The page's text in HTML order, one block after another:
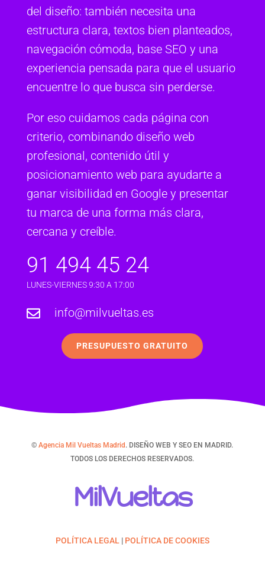
del diseño: también necesita una
estructura clara, textos bien planteados,
navegación cómoda, base SEO y una
experiencia pensada para que el usuario
encuentre lo que busca sin perderse.
Por eso cuidamos cada página con
criterio, combinando diseño web
profesional, contenido útil y
posicionamiento web para ayudarte a
ganar visibilidad en Google y presentar
tu marca de una forma más clara,
cercana y creíble.
91 494 45 24
LUNES-VIERNES 9:30 A 17:00
 info@milvueltas.es
PRESUPUESTO GRATUITO
©Agencia Mil Vueltas Madrid. DISEÑO WEB Y SEO EN MADRID.
TODOS LOS DERECHOS RESERVADOS.
MilVueltas
POLÍTICA LEGAL | POLÍTICA DE COOKIES